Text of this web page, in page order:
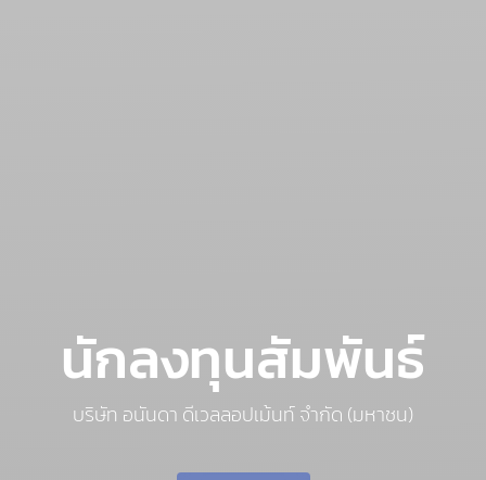
นักลงทุนสัมพันธ์
บริษัท อนันดา ดีเวลลอปเม้นท์ จำกัด (มหาชน)